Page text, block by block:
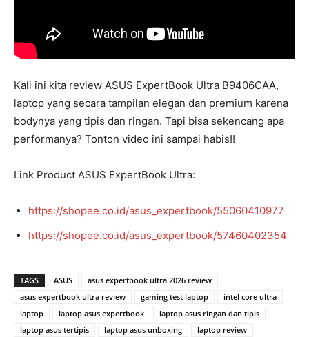
Kali ini kita review ASUS ExpertBook Ultra B9406CAA,
laptop yang secara tampilan elegan dan premium karena
bodynya yang tipis dan ringan. Tapi bisa sekencang apa
performanya? Tonton video ini sampai habis!!
Link Product ASUS ExpertBook Ultra:
https://shopee.co.id/asus_expertbook/55060410977
https://shopee.co.id/asus_expertbook/57460402354
TAGS ASUS
asus expertbook ultra 2026 review
asus expertbook ultra review
gaming test laptop
intel core ultra
laptop
laptop asus expertbook
laptop asus ringan dan tipis
laptop asus tertipis
laptop asus unboxing
laptop review